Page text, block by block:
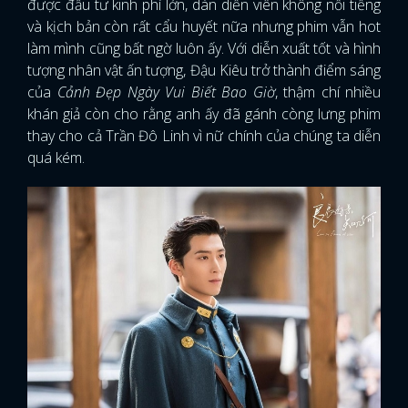
được đầu tư kinh phí lớn, dàn diễn viên không nổi tiếng
và kịch bản còn rất cẩu huyết nữa nhưng phim vẫn hot
làm mình cũng bất ngờ luôn ấy. Với diễn xuất tốt và hình
tượng nhân vật ấn tượng, Đậu Kiêu trở thành điểm sáng
của Cảnh Đẹp Ngày Vui Biết Bao Giờ, thậm chí nhiều
khán giả còn cho rằng anh ấy đã gánh còng lưng phim
thay cho cả Trần Đô Linh vì nữ chính của chúng ta diễn
quá kém.